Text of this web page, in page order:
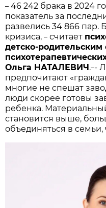
– 46 242 брака в 2024
показатель за
развелись 34 866 пар.
кризиса,– считает
детско-
Ольга НАТАЛЕВИЧ.–-
предпочитают
многие не спешат
люди скорее готовы
ребенка.
становится выше,
объединяться в